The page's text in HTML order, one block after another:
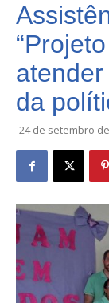
da
24 de setembro